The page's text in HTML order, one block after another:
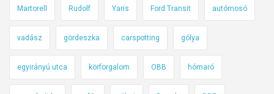
l
o
:
s
z
Martorell Rudolf Yaris Ford Transit autómosó
vadász gördeszka carspotting gólya
egyirányú utca körforgalom OBB hómaró